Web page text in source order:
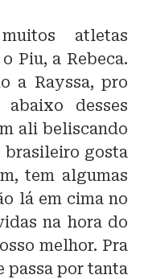
atletas
Piu, a Rebeca.
a Rayssa, pro
desses
ali beliscando
brasileiro gosta
tem algumas
lá em cima no
na hora do
melhor. Pra
passa por tanta